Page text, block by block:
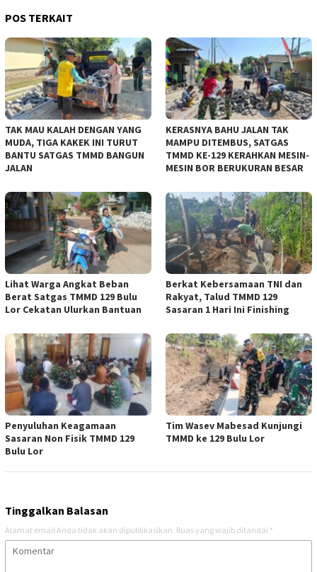
POS TERKAIT
TAK MAU KALAH DENGAN YANG
MUDA, TIGA KAKEK INI TURUT
BANTU SATGAS TMMD BANGUN
JALAN
KERASNYA BAHU JALAN TAK
MAMPU DITEMBUS, SATGAS
TMMD KE-129 KERAHKAN MESIN-
MESIN BOR BERUKURAN BESAR
Lihat Warga Angkat Beban
Berat Satgas TMMD 129 Bulu
Lor Cekatan Ulurkan Bantuan
Berkat Kebersamaan TNI dan
Rakyat, Talud TMMD 129
Sasaran 1 Hari Ini Finishing
Penyuluhan Keagamaan
Sasaran Non Fisik TMMD 129
Bulu Lor
Tim Wasev Mabesad Kunjungi
TMMD ke 129 Bulu Lor
Tinggalkan Balasan
Alamat email Anda tidak akan dipublikasikan. Ruas yang wajib ditandai *